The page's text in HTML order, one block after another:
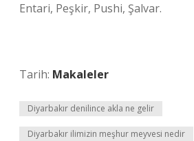
Entari, Peşkir, Pushi, Şalvar.
Tarih: Makaleler
Diyarbakır denilince akla ne gelir
Diyarbakır ilimizin meşhur meyvesi nedir